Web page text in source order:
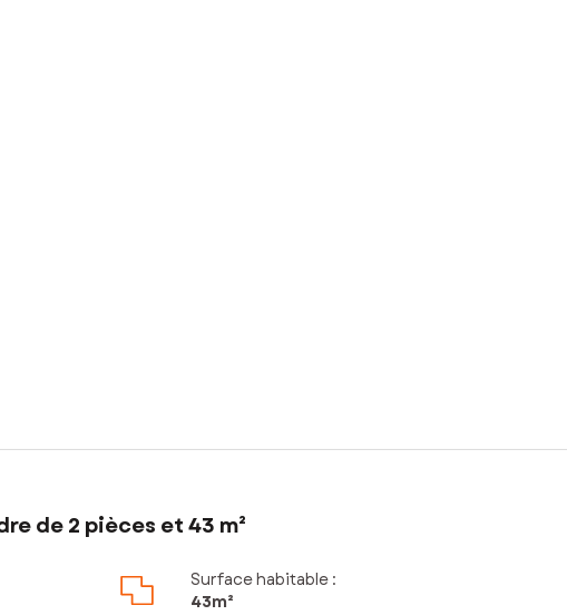
de 2 pièces et 43 m²
Surface habitable :
43m²